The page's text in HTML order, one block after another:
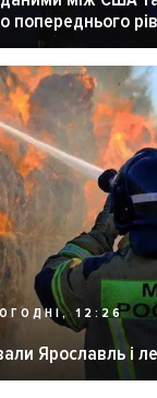
попереднього
12:26
Ярославль і